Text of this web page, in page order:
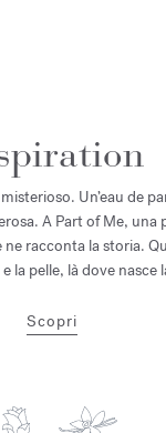
Un’eau de
A Part of Me, una
racconta la storia.
la pelle, là dove nasce
Scopri